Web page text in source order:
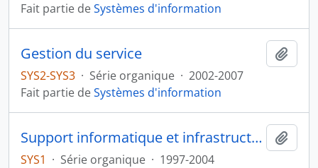
Fait partie deSystèmes d'information
Gestion du service
SYS2-SYS3 · Série organique · 2002-2007
Fait partie deSystèmes d'information
Support informatique et infrastructure réseaux et télécom
SYS1 · Série organique · 1997-2004